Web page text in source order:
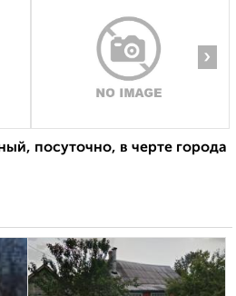
›
посуточно, в черте города